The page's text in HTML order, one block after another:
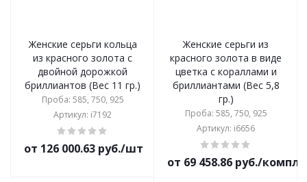
Женские серьги кольца
из красного золота с
двойной дорожкой
бриллиантов (Вес 11 гр.)
Проба: 585, 750, 925
Артикул: i7192
от 126 000.63 руб./шт
Женские серьги из
красного золота в виде
цветка с кораллами и
бриллиантами (Вес 5,8
гр.)
Проба: 585, 750, 925
Артикул: i6656
от 69 458.86 руб./